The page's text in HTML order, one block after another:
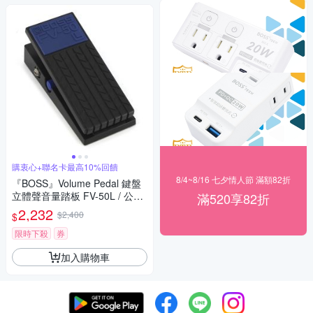
購衷心+聯名卡最高10%回饋
『BOSS』Volume Pedal 鍵盤
立體聲音量踏板 FV-50L / 公司
貨
$2,232 $2,400
限時下殺
券
加入購物車
8/4~8/16 七夕情人節 滿額82折
滿520享82折